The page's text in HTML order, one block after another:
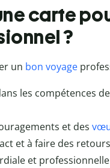
carte
?
un bon voyage
les compétences
et des
et à faire des
et